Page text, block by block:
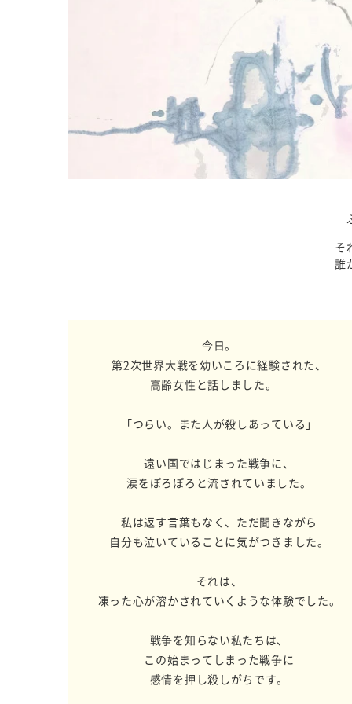
そ
誰
今日。
第2次世界大戦を幼いころに経験された、
高齢女性と話しました。
「つらい。また人が殺しあっている」
遠い国ではじまった戦争に、
涙をぽろぽろと流されていました。
私は返す言葉もなく、ただ聞きながら
自分も泣いていることに気がつきました。
それは、
凍った心が溶かされていくような体験でした。
戦争を知らない私たちは、
この始まってしまった戦争に
感情を押し殺しがちです。